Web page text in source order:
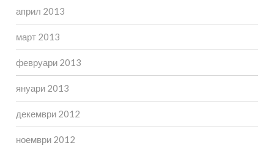
април 2013
март 2013
февруари 2013
януари 2013
декември 2012
ноември 2012